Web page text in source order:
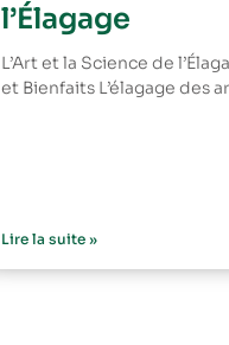
l’Élagage
L’Art et la Science de
et Bienfaits L’élagage des
Lire la suite »